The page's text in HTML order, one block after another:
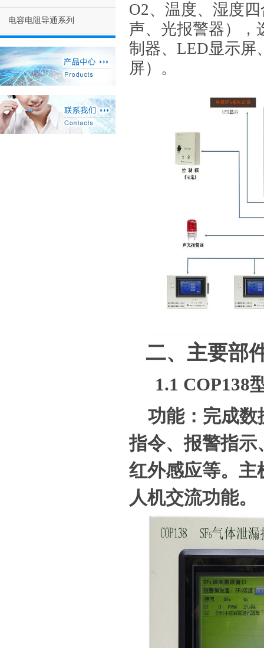
电容电阻导通系列
O2、温度、湿度
声、光报警器），
制器、LED显示屏
屏）。
二、 主要部
1.1 COP138
功能：完成数
指令、报警指示
红外感应等。主
人机交流功能。